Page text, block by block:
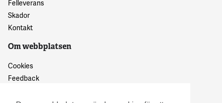
Felleverans
Skador
Kontakt
Om webbplatsen
Cookies
Feedback